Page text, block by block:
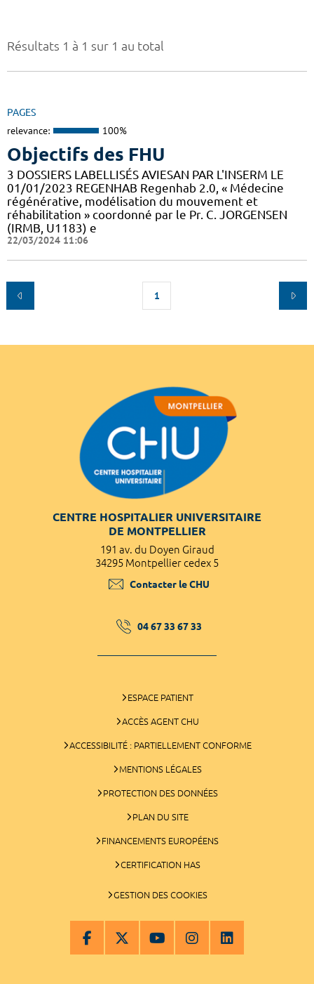
Résultats 1 à 1 sur 1 au total
PAGES
relevance: 100%
Objectifs des FHU
3 DOSSIERS LABELLISÉS AVIESAN PAR L'INSERM LE
01/01/2023 REGENHAB Regenhab 2.0, « Médecine
régénérative, modélisation du mouvement et
réhabilitation » coordonné par le Pr. C. JORGENSEN
(IRMB, U1183) e
22/03/2024 11:06
1
CENTRE HOSPITALIER UNIVERSITAIRE
DE MONTPELLIER
191 av. du Doyen Giraud
34295 Montpellier cedex 5
Contacter le CHU
04 67 33 67 33
ESPACE PATIENT
ACCÈS AGENT CHU
ACCESSIBILITÉ : PARTIELLEMENT CONFORME
MENTIONS LÉGALES
PROTECTION DES DONNÉES
PLAN DU SITE
FINANCEMENTS EUROPÉENS
CERTIFICATION HAS
GESTION DES COOKIES